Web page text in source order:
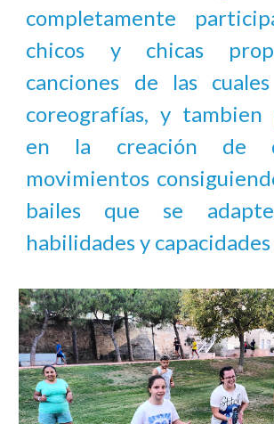
completamente
chicos y chicas
canciones de las
coreografías, y tambien
en la creación de
movimientos
bailes que se
habilidades y